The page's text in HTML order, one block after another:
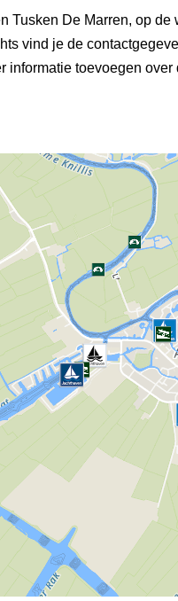
Tusken De Marren, op
vind je de
informatie toevoegen